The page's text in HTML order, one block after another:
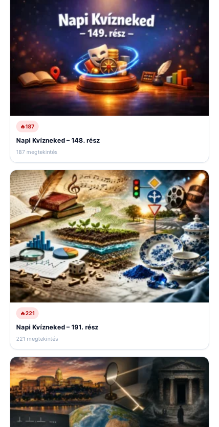
🔥187
Napi Kvízneked – 148. rész
187 megtekintés
🔥221
Napi Kvízneked – 191. rész
221 megtekintés